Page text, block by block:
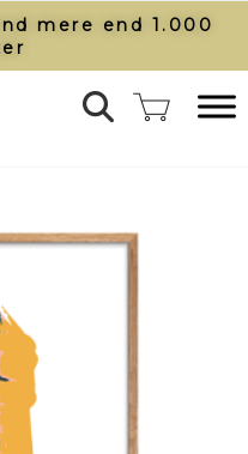
mere end 1.000